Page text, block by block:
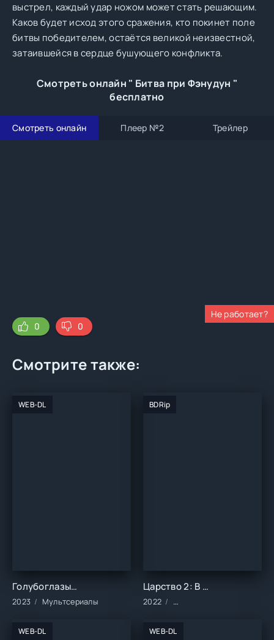
выстрел, каждый удар ножом может стать решающим.
Каков будет исход этого сражения, кто покинет поле
битвы победителем, остаётся великой неизвестной,
затаившейся в сердце бушующего конфликта.
Смотреть онлайн " Битва при Фэнудун "
бесплатно
Смотреть онлайн Плеер №2 Трейлер
Не работает?
0
0
Смотрите также:
WEB-DL
Голубоглазый самурай (2023)
2023 Мультсериалы
BDRip
Царство 2: В далёкие края (2022)
2022 Фильмы/2022 год/
WEB-DL WEB-DL